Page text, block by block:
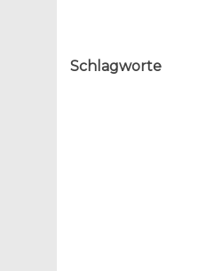
Schlagworte